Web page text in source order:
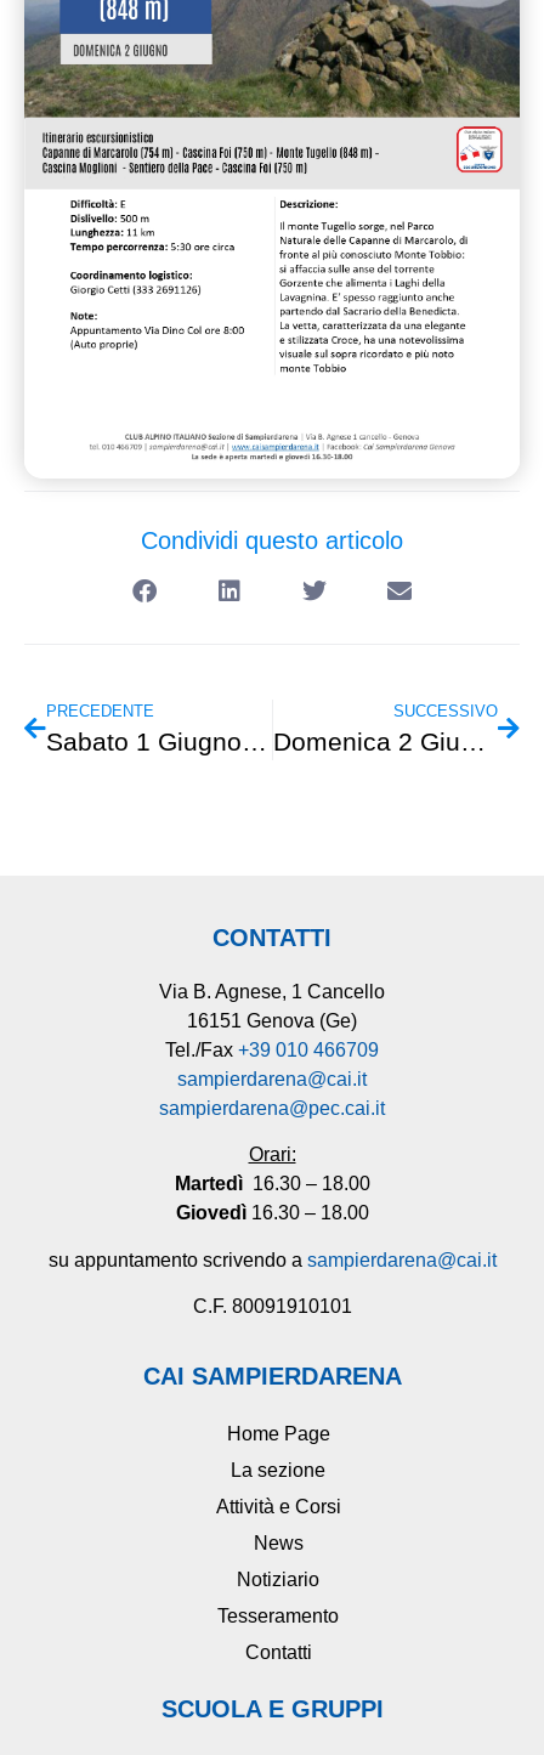
Condividi questo articolo
PRECEDENTE
Sabato 1 Giugno – CamminUrbano “Genova e la sua acqua”
SUCCESSIVO
Domenica 2 Giugno – GAMS – Monte Tambura (Alpi Apuane)
CONTATTI
Via B. Agnese, 1 Cancello
16151 Genova (Ge)
Tel./Fax +39 010 466709
sampierdarena@cai.it
sampierdarena@pec.cai.it
Orari:
Martedì 16.30 – 18.00
Giovedì16.30 – 18.00
su appuntamento scrivendo a sampierdarena@cai.it
C.F. 80091910101
CAI SAMPIERDARENA
Home Page
La sezione
Attività e Corsi
News
Notiziario
Tesseramento
Contatti
SCUOLA E GRUPPI